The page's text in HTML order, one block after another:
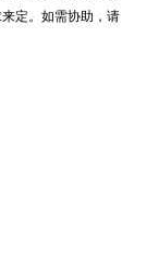
定。如需协助，请